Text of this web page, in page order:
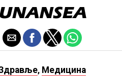
, Медицина